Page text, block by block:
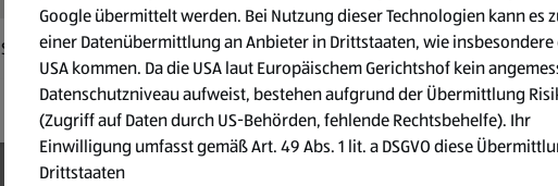
Something went wrong. Please try refreshing the app
Refresh
Google übermittelt werden. Bei Nutzung dieser Technologien kann es
einer Datenübermittlung an Anbieter in Drittstaaten, wie insbesondere
USA kommen. Da die USA laut Europäischem Gerichtshof kein
Datenschutzniveau aufweist, bestehen aufgrund der Übermittlung
(Zugriff auf Daten durch US-Behörden, fehlende Rechtsbehelfe). Ihr
Einwilligung umfasst gemäß Art. 49 Abs. 1 lit. a DSGVO diese
Drittstaaten